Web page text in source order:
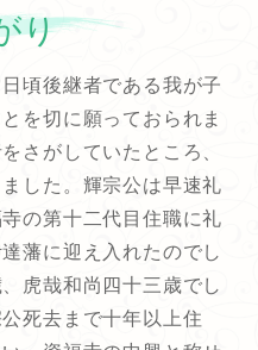
り
頃後継者である我が子
を切に願っておられま
さがしていたところ、
した。輝宗公は早速礼
の第十二代目住職に礼
藩に迎え入れたのでし
虎哉和尚四十三歳でし
死去まで十年以上住